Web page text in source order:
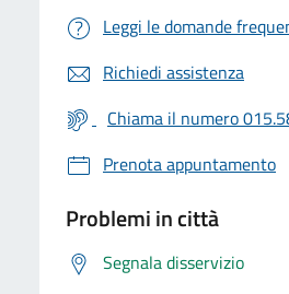
Leggi le domande
Richiedi assistenza
Chiama il numero
Prenota appuntamento
Problemi in città
Segnala disservizio